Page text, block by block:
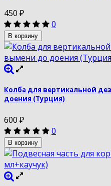
450 ₽
0
В корзину
Колба для вертикальной
доения (Турция)
600 ₽
0
В корзину